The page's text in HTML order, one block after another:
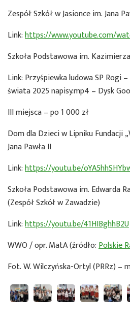
Zespół Szkół w Jasionce im. Jana
Link:https://www.youtube.com/
Szkoła Podstawowa im.
Link: Przyśpiewka ludowa SP Rogi
świata 2025 napisy.mp4 – Dysk
III miejsca – po 1 000 zł
Dom dla Dzieci w Lipniku Fundacji
Jana Pawła II
Link:https://youtu.be/
Szkoła Podstawowa im. Edwarda
(Zespół Szkół w Zawadzie)
Link:https://youtu.be/41HIBghhB2U
WWO / opr. MatA (źródło:Polskie
Fot. W. Wilczyńska-Ortyl (PRRz) –